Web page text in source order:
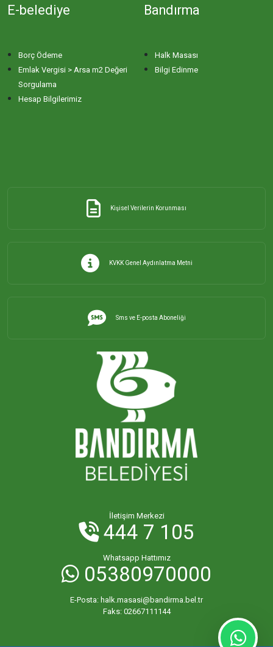
E-belediye
Borç Ödeme
Emlak Vergisi > Arsa m2 Değeri
Sorgulama
Hesap Bilgilerimiz
Bandırma
Halk Masası
Bilgi Edinme
Kişisel Verilerin Korunması
KVKK Genel Aydınlatma Metni
Sms ve E-posta Aboneliği
İletişim Merkezi
444 7 105
Whatsapp Hattımız
05380970000
E-Posta: halk.masasi@bandirma.bel.tr
Faks: 02667111144